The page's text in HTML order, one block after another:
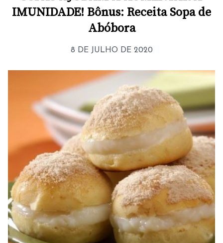
IMUNIDADE! Bônus: Receita Sopa de
Abóbora
8 DE JULHO DE 2020